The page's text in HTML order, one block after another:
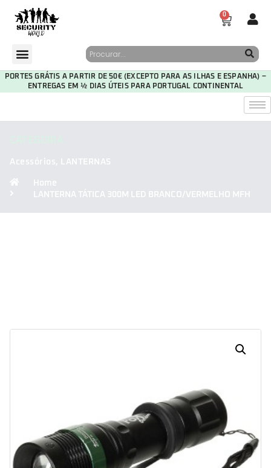
0
PORTES GRÁTIS A PARTIR DE 50€ (EXCEPTO PARA AS ILHAS E ESPANHA) –
ENTREGAS EM ½ DIAS ÚTEIS PARA PORTUGAL CONTINENTAL
Acessórios, LANTERNAS
Home
LANTERNA TÁTICA 300M LED BRANCO/VERMELHO MFH